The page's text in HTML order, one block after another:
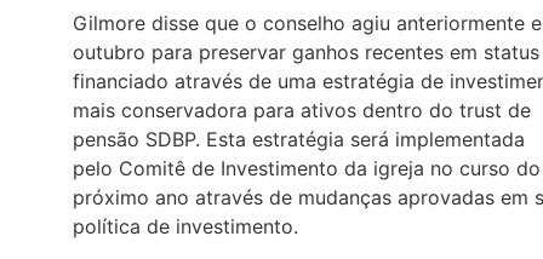
Gilmore disse que o conselho agiu anteriormente
outubro para preservar ganhos recentes em status
financiado através de uma estratégia de
mais conservadora para ativos dentro do trust de
pensão SDBP. Esta estratégia será implementada
pelo Comitê de Investimento da igreja no curso do
próximo ano através de mudanças aprovadas em
política de investimento.